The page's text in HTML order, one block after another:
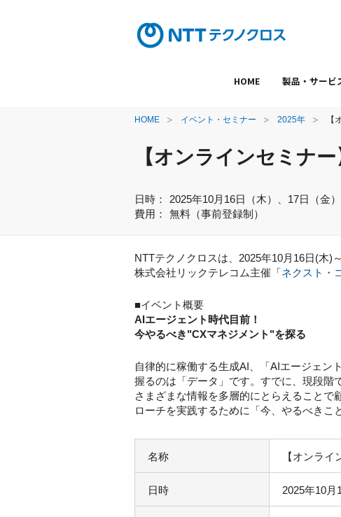
HOME 製品・サービ
HOME イベント・セミナー 2025年 【
【オンラインセミナ
日時：
2025年10月16日（木）、17日（金
費用：
無料（事前登録制）
NTTテクノクロスは、2025年10月16日(木)
株式会社リックテレコム主催「ネクスト・
■イベント概要
AIエージェント時代目前！
今やるべき"CXマネジメント"を探る
自律的に稼働する生成AI、「AIエージェン
握るのは「データ」です。すでに、現段階
さまざまな情報を多層的にとらえること
ローチを実践するために「今、やるべきこ
名称 【オンラ
日時 2025年10月